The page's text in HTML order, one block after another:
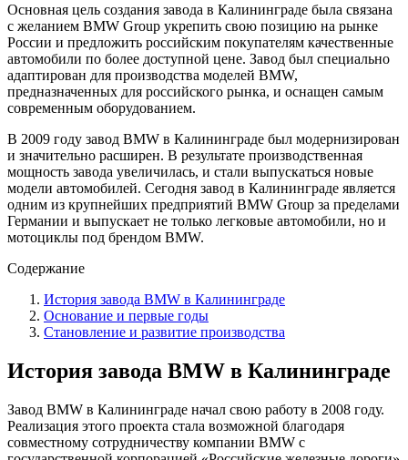
Основная цель создания завода в Калининграде была связана
с желанием BMW Group укрепить свою позицию на рынке
России и предложить российским покупателям качественные
автомобили по более доступной цене. Завод был специально
адаптирован для производства моделей BMW,
предназначенных для российского рынка, и оснащен самым
современным оборудованием.
В 2009 году завод BMW в Калининграде был модернизирован
и значительно расширен. В результате производственная
мощность завода увеличилась, и стали выпускаться новые
модели автомобилей. Сегодня завод в Калининграде является
одним из крупнейших предприятий BMW Group за пределами
Германии и выпускает не только легковые автомобили, но и
мотоциклы под брендом BMW.
Содержание
История завода BMW в Калининграде
Основание и первые годы
Становление и развитие производства
История завода BMW в Калининграде
Завод BMW в Калининграде начал свою работу в 2008 году.
Реализация этого проекта стала возможной благодаря
совместному сотрудничеству компании BMW с